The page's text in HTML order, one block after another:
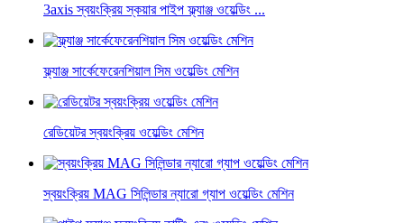
3axis স্বয়ংক্রিয় স্কয়ার পাইপ ফ্ল্যাঞ্জ ওয়েল্ডিং ...
ফ্ল্যাঞ্জ সার্কেফেরেনশিয়াল সিম ওয়েল্ডিং মেশিন
রেডিয়েটর স্বয়ংক্রিয় ওয়েল্ডিং মেশিন
স্বয়ংক্রিয় MAG সিলিন্ডার ন্যারো গ্যাপ ওয়েল্ডিং মেশিন